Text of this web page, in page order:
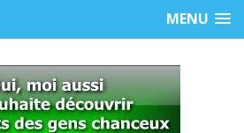
MENU